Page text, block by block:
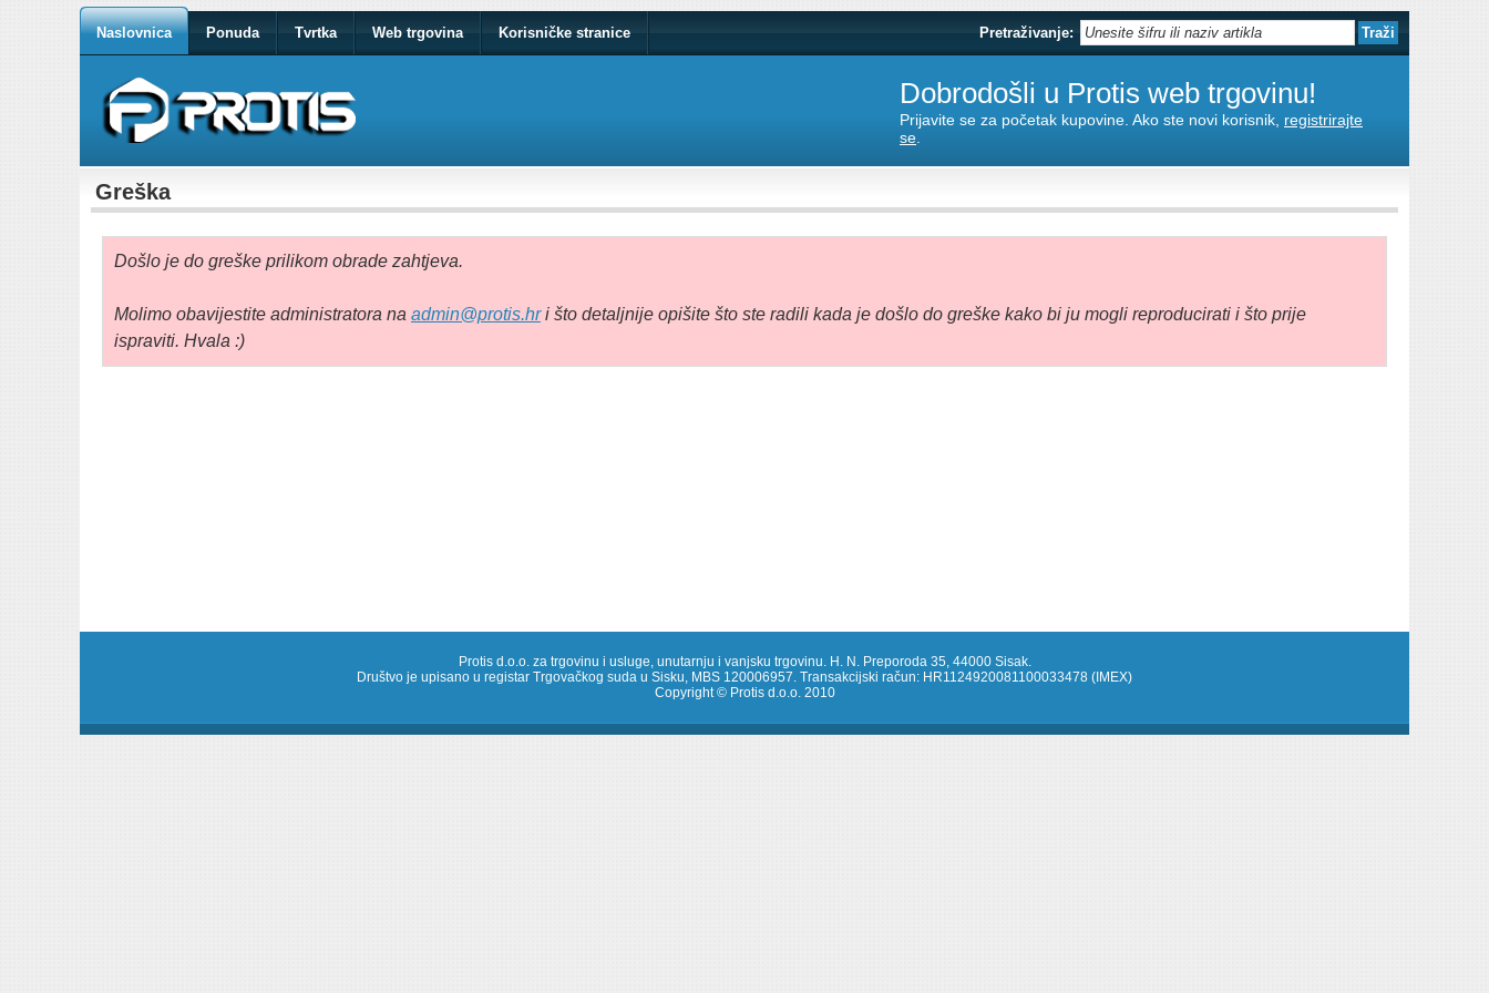
Naslovnica Ponuda Tvrtka Web trgovina Korisničke stranice Pretraživanje:
Dobrodošli u Protis web trgovinu!
Prijavite se za početak kupovine. Ako ste novi korisnik, registrirajte
se
Greška
Došlo je do greške prilikom obrade zahtjeva.
Molimo obavijestite administratora na admin@protis.hri što detaljnije opišite što ste radili kada je došlo do greške kako bi ju mogli reproducirati i što prije
ispraviti. Hvala :)
Protis d.o.o. za trgovinu i usluge, unutarnju i vanjsku trgovinu. H. N. Preporoda 35, 44000 Sisak.
Društvo je upisano u registar Trgovačkog suda u Sisku, MBS 120006957. Transakcijski račun: HR1124920081100033478 (IMEX)
Copyright © Protis d.o.o. 2010